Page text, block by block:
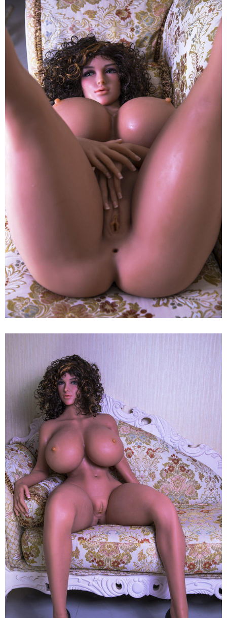
Búp
Doll
159cm
Cao
Mềm
Mại
Nhật
Bản